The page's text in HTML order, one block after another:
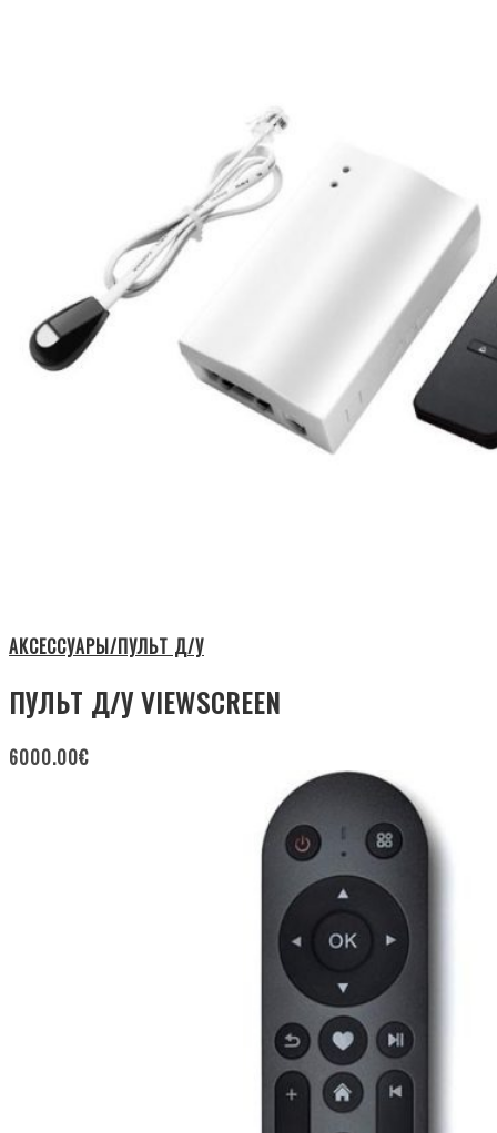
АКСЕССУАРЫ/ПУЛЬТ Д/У
ПУЛЬТ Д/У VIEWSCREEN
6000.00€